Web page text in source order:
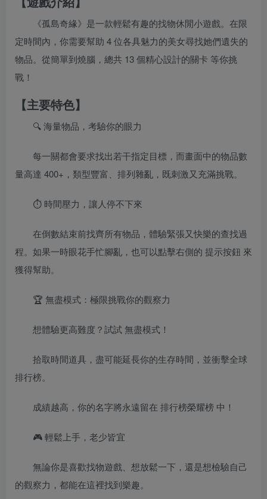
《孤島奇緣》是一款輕鬆有趣的找物休閒小遊戲。在限
定時間內，你需要幫助 4 位各具魅力的美女尋找她們遺失的
物品。從簡單到燒腦，總共 13 個精心設計的關卡 等你挑
戰！
【主要特色】
🔍 海量物品，考驗你的眼力
每一關都會要求找出若干指定目標，而畫面中的物品數
量高達 400+，類型豐富、排列雜亂，既刺激又充滿挑戰。
⏱️ 時間壓力，讓人停不下來
在倒數結束前找齊所有物品，體驗緊張又快樂的查找過
程。如果一時眼花手忙腳亂，也可以點擊右側的 提示按鈕 來
獲得幫助。
🏆 無盡模式：極限挑戰你的觀察力
想體驗更高難度？試試 無盡模式！
拾取時間道具，盡可能延長你的生存時間，並衝擊全球
排行榜。
成績越高，你的名字將永遠留在 排行榜榮耀榜 中！
🎮 輕鬆上手，老少皆宜
無論你是喜歡找物遊戲、想放鬆一下，還是想檢驗自己
的觀察力，都能在這裡找到樂趣。